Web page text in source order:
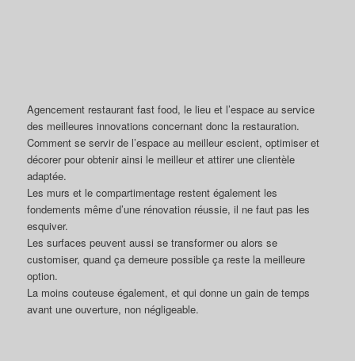
Agencement restaurant fast food, le lieu et l’espace au service
des meilleures innovations concernant donc la restauration.
Comment se servir de l’espace au meilleur escient, optimiser et
décorer pour obtenir ainsi le meilleur et attirer une clientèle
adaptée.
Les murs et le compartimentage restent également les
fondements même d’une rénovation réussie, il ne faut pas les
esquiver.
Les surfaces peuvent aussi se transformer ou alors se
customiser, quand ça demeure possible ça reste la meilleure
option.
La moins couteuse également, et qui donne un gain de temps
avant une ouverture, non négligeable.